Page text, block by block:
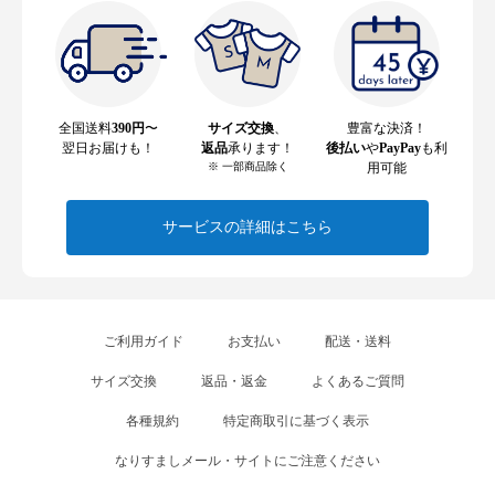
全国送料390円〜
翌日お届けも！
サイズ交換
返品承ります！
※ 一部商品除く
豊富な決済！
後払いやPayPayも利
用可能
サービスの詳細はこちら
ご利用ガイド お支払い 配送・送料
サイズ交換 返品・返金 よくあるご質問
各種規約 特定商取引に基づく表示
なりすましメール・サイトにご注意ください